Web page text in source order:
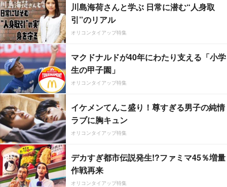
川島海荷さんと学ぶ 日常に潜む“人身取
引”のリアル
オリコンタイアップ特集
マクドナルドが40年にわたり支える「小学
生の甲子園」
オリコンタイアップ特集
イケメンてんこ盛り！尊すぎる男子の純情
ラブに胸キュン
オリコンタイアップ特集
デカすぎ都市伝説発生!?ファミマ45％増量
作戦再来
オリコンタイアップ特集